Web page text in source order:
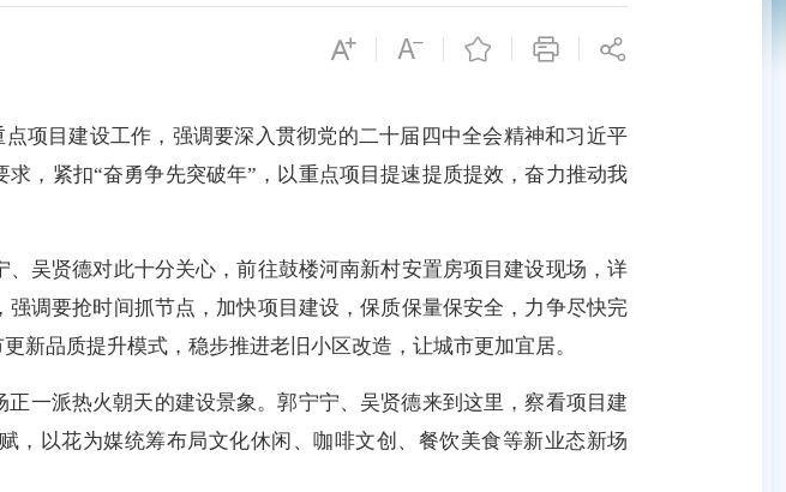
目建设工作，强调要深入贯彻党的二十届四中全会精神和习近平
，紧扣“奋勇争先突破年”，以重点项目提速提质提效，奋力推动我
贤德对此十分关心，前往鼓楼河南新村安置房项目建设现场，详
调要抢时间抓节点，加快项目建设，保质保量保安全，力争尽快完
新品质提升模式，稳步推进老旧小区改造，让城市更加宜居。
派热火朝天的建设景象。郭宁宁、吴贤德来到这里，察看项目建
，以花为媒统筹布局文化休闲、咖啡文创、餐饮美食等新业态新场